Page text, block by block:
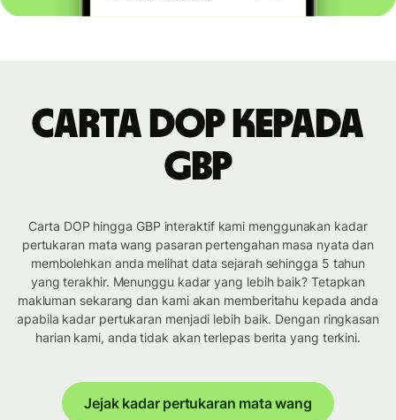
Carta DOP kepada
GBP
Carta DOP hingga GBP interaktif kami menggunakan kadar
pertukaran mata wang pasaran pertengahan masa nyata dan
membolehkan anda melihat data sejarah sehingga 5 tahun
yang terakhir. Menunggu kadar yang lebih baik? Tetapkan
makluman sekarang dan kami akan memberitahu kepada anda
apabila kadar pertukaran menjadi lebih baik. Dengan ringkasan
harian kami, anda tidak akan terlepas berita yang terkini.
Jejak kadar pertukaran mata wang